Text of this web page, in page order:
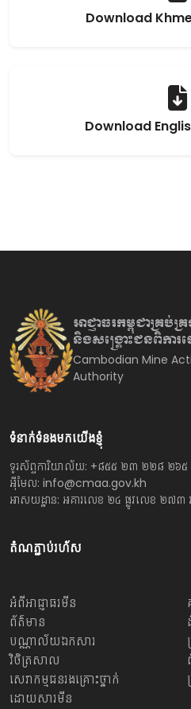
Download
Download
អាជ្ញាធរកម្ពុជាគ្រប់
និងសង្គ្រោះជនពិការ
Cambodian Mine
Authority
ទំនាក់ទំនងមកយើងខ្ញុំ
ទូរស័ព្ទការិយាល័យ: +៨៥៥ ២៣ ២២៨ ២៦៥
អ៊ីមែល: info@cmaa.gov.kh
អាសយដ្ឋាន: អគារលេខ ២៤ ផ្លូវលេខ ២៧៣ រ
តំណភ្ជាប់រហ័ស
អំពីអាជ្ញាធរមីន
ព័ត៌មាន
បណ្ណាល័យឯកសារ
វិចិត្រសាល
សេវាកម្មជនរងគ្រោះថ្នាក់
ដោយសារមីន